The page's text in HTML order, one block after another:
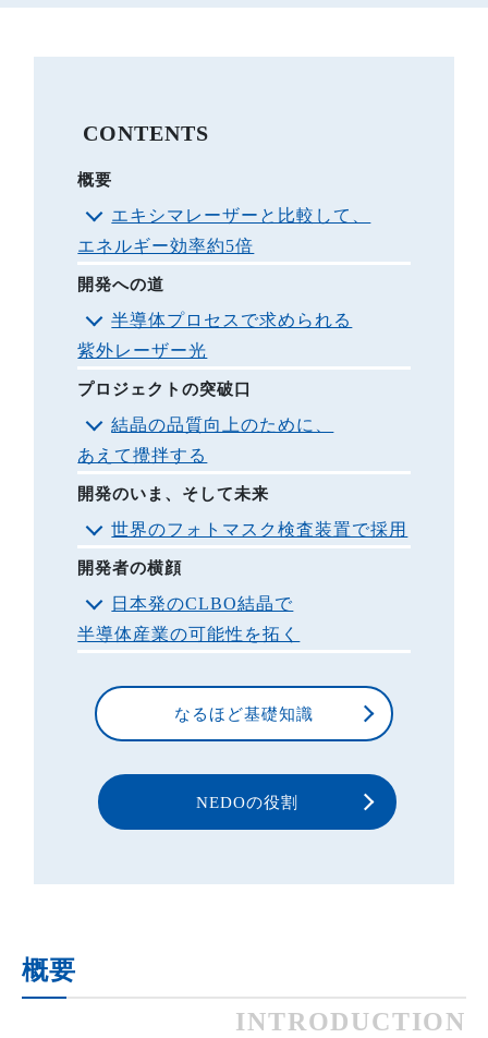
CONTENTS
概要
エキシマレーザーと比較して、
エネルギー効率約5倍
開発への道
半導体プロセスで求められる
紫外レーザー光
プロジェクトの突破口
結晶の品質向上のために、
あえて攪拌する
開発のいま、そして未来
世界のフォトマスク検査装置で採用
開発者の横顔
日本発のCLBO結晶で
半導体産業の可能性を拓く
なるほど基礎知識
NEDOの役割
概要
INTRODUCTION